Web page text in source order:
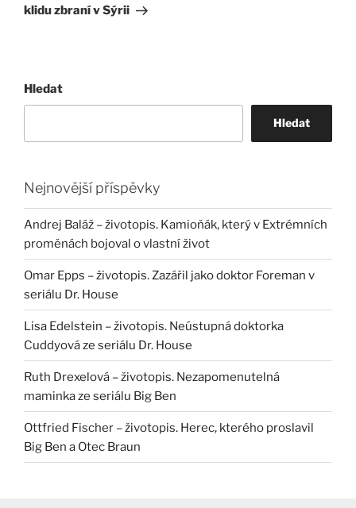
klidu zbraní v Sýrii
Hledat
Hledat
Nejnovější příspěvky
Andrej Baláž – životopis. Kamioňák, který v Extrémních
proměnách bojoval o vlastní život
Omar Epps – životopis. Zazářil jako doktor Foreman v
seriálu Dr. House
Lisa Edelstein – životopis. Neústupná doktorka
Cuddyová ze seriálu Dr. House
Ruth Drexelová – životopis. Nezapomenutelná
maminka ze seriálu Big Ben
Ottfried Fischer – životopis. Herec, kterého proslavil
Big Ben a Otec Braun